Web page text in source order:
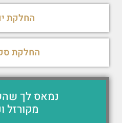
החלקת
החלקת
נמאס לך
מקורזל